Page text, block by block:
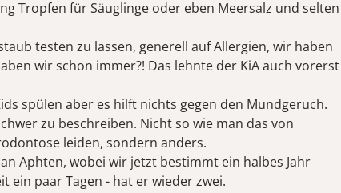
Tropfen für Säuglinge oder eben Meersalz und selten
testen zu lassen, generell auf Allergien, wir haben
wir schon immer?! Das lehnte der KiA auch vorerst
spülen aber es hilft nichts gegen den Mundgeruch.
zu beschreiben. Nicht so wie man das von
leiden, sondern anders.
Aphten, wobei wir jetzt bestimmt ein halbes Jahr
ein paar Tagen - hat er wieder zwei.